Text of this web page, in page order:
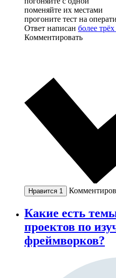
поменяйте их местами
прогоните тест на
Ответ написан более
Комментировать
Нравится 1
Какие есть
проектов по
фреймворков?